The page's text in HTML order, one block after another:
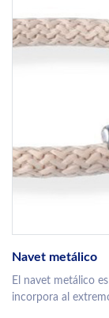
Navet metálico
El navet metálico
incorpora al